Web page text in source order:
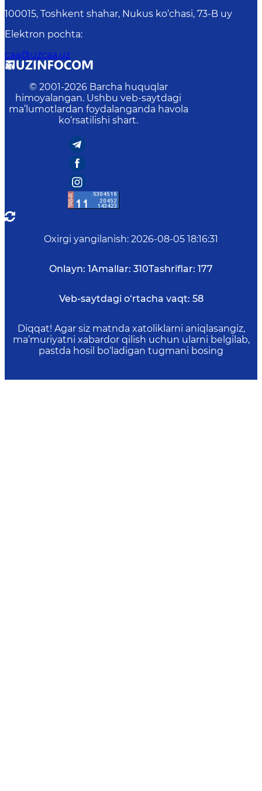
100015, Toshkent shahar, Nukus ko‘chasi, 73-B uу
Elektron pochta:
caa@uzcaa.uz
© 2001-2026 Barcha huquqlar
himoyalangan. Ushbu veb-saytdagi
ma’lumotlardan foydalanganda havola
ko‘rsatilishi shart.
Oxirgi yangilanish: 2026-08-05 18:16:31
Onlayn: 1Amallar: 310Tashriflar: 177
Veb-saytdagi o‘rtacha vaqt: 58
Diqqat! Agar siz matnda xatoliklarni aniqlasangiz,
ma’muriyatni xabardor qilish uchun ularni belgilab,
pastda hosil bo‘ladigan tugmani bosing